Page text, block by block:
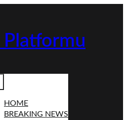
Platformu
HOME
BREAKING NEWS